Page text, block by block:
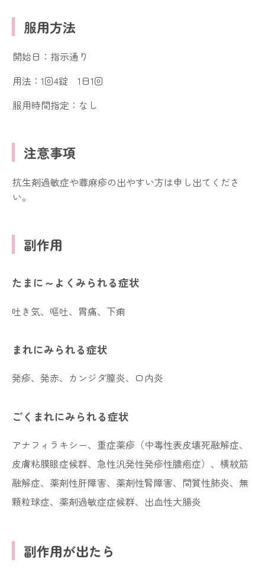
服用方法
開始日：指示通り
用法：1回4錠 1日1回
服用時間指定：なし
注意事項
抗生剤過敏症や蕁麻疹の出やすい方は申し出てくださ
い。
副作用
たまに～よくみられる症状
吐き気、嘔吐、胃痛、下痢
まれにみられる症状
発疹、発赤、カンジダ膣炎、口内炎
ごくまれにみられる症状
アナフィラキシー、重症薬疹（中毒性表皮壊死融解症、
皮膚粘膜眼症候群、急性汎発性発疹性膿疱症）、横紋筋
融解症、薬剤性肝障害、薬剤性腎障害、間質性肺炎、無
顆粒球症、薬剤過敏症症候群、出血性大腸炎
副作用が出たら